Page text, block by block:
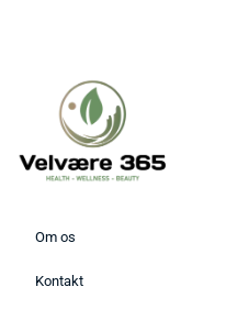
Om os
Kontakt